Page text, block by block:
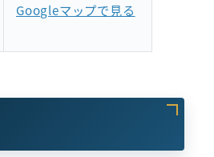
Googleマップで見る